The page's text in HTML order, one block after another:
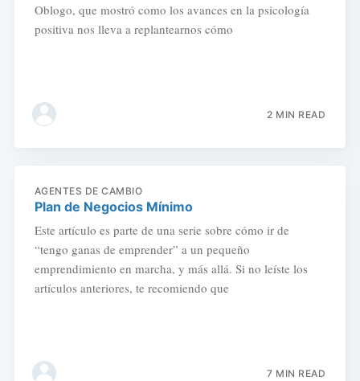
Oblogo, que mostró como los avances en la psicología
positiva nos lleva a replantearnos cómo
2 MIN READ
AGENTES DE CAMBIO
Plan de Negocios Mínimo
Este artículo es parte de una serie sobre cómo ir de
“tengo ganas de emprender” a un pequeño
emprendimiento en marcha, y más allá. Si no leíste los
artículos anteriores, te recomiendo que
7 MIN READ